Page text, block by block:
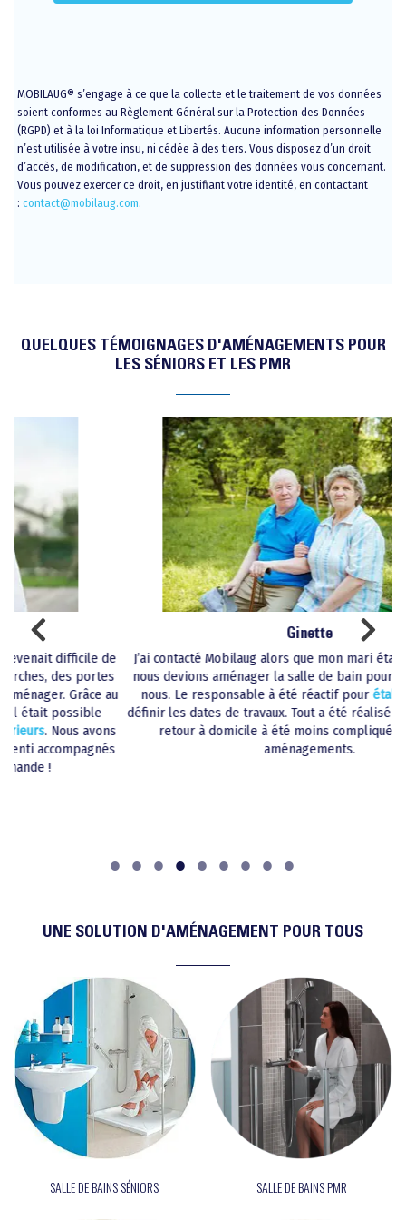
MOBILAUG® s’engage à ce que la collecte et le traitement de vos données
soient conformes au Règlement Général sur la Protection des Données
(RGPD) et à la loi Informatique et Libertés. Aucune information personnelle
n’est utilisée à votre insu, ni cédée à des tiers. Vous disposez d’un droit
d’accès, de modification, et de suppression des données vous concernant.
Vous pouvez exercer ce droit, en justifiant votre identité, en contactant
:contact@mobilaug.com.
QUELQUES TÉMOIGNAGES D'AMÉNAGEMENTS POUR
LES SÉNIORS ET LES PMR
de
au
J’ai contacté Mobilaug alors que mon mari était hospitalisé et
nous devions aménager la salle de bain pour son retour chez
nous. Le responsable à été réactif pourétablir le devis,et
définir les dates de travaux. Tout a été réalisé rapidement et le
retour à domicile à été moins compliqué grâce à ces
aménagements.
UNE SOLUTION D'AMÉNAGEMENT POUR TOUS
SALLE DE BAINS SÉNIORS SALLE DE BAINS PMR